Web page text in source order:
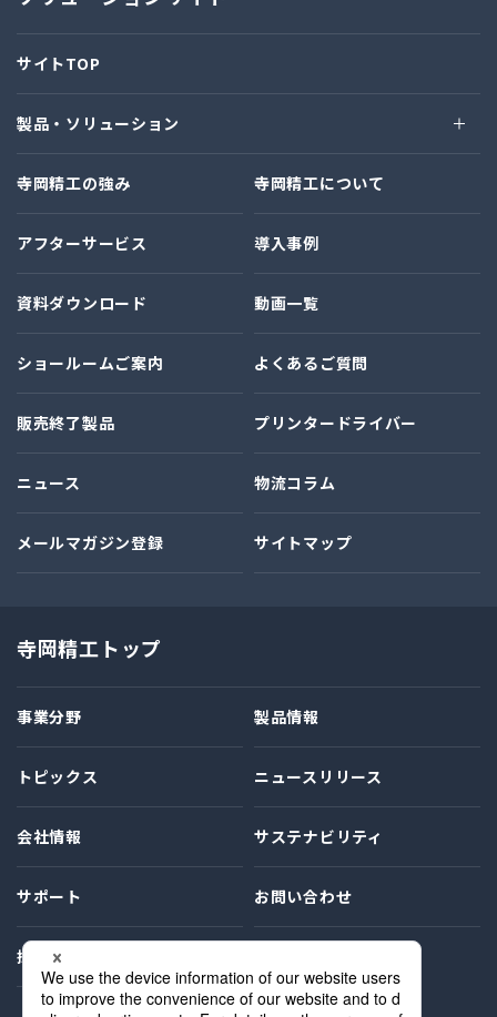
サイトTOP
製品・ソリューション
寺岡精工の強み 寺岡精工について
アフターサービス 導入事例
資料ダウンロード 動画一覧
ショールームご案内 よくあるご質問
販売終了製品 プリンタードライバー
ニュース 物流コラム
メールマガジン登録 サイトマップ
寺岡精工トップ
事業分野 製品情報
トピックス ニュースリリース
会社情報 サステナビリティ
サポート お問い合わせ
採用情報